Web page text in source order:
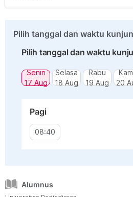
Pilih tanggal dan waktu
Pilih tanggal dan waktu
Senin
17 Aug
Selasa
18 Aug
Rabu
19 Aug
20
Pagi
08:40
Alumnus